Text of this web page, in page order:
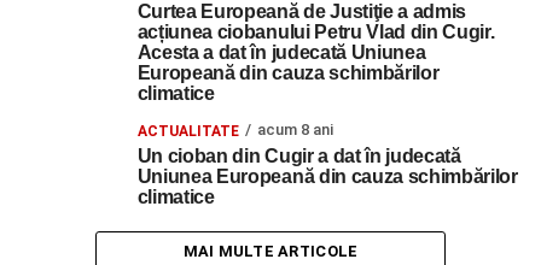
Curtea Europeană de Justiţie a admis
acțiunea ciobanului Petru Vlad din Cugir.
Acesta a dat în judecată Uniunea
Europeană din cauza schimbărilor
climatice
ACTUALITATE acum 8 ani
Un cioban din Cugir a dat în judecată
Uniunea Europeană din cauza schimbărilor
climatice
MAI MULTE ARTICOLE